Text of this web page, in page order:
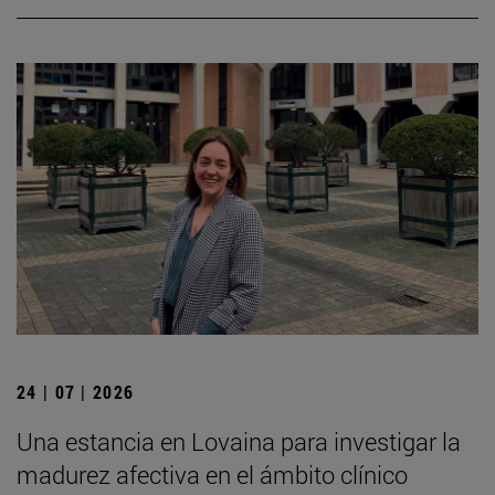
24 | 07 | 2026
Una estancia en Lovaina para investigar la
madurez afectiva en el ámbito clínico